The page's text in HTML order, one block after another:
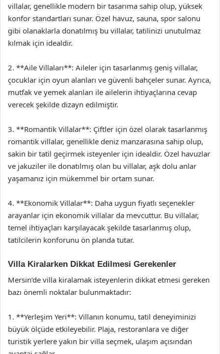
villalar, genellikle modern bir tasarıma sahip olup, yüksek
konfor standartları sunar. Özel havuz, sauna, spor salonu
gibi olanaklarla donatılmış bu villalar, tatilinizi unutulmaz
kılmak için idealdir.
2. **Aile Villaları**: Aileler için tasarlanmış geniş villalar,
çocuklar için oyun alanları ve güvenli bahçeler sunar. Ayrıca,
mutfak ve yemek alanları ile ailelerin ihtiyaçlarına cevap
verecek şekilde dizayn edilmiştir.
3. **Romantik Villalar**: Çiftler için özel olarak tasarlanmış
romantik villalar, genellikle deniz manzarasına sahip olup,
sakin bir tatil geçirmek isteyenler için idealdir. Özel havuzlar
ve jakuziler ile donatılmış olan bu villalar, aşk dolu anlar
yaşamanız için mükemmel bir ortam sunar.
4. **Ekonomik Villalar**: Daha uygun fiyatlı seçenekler
arayanlar için ekonomik villalar da mevcuttur. Bu villalar,
temel ihtiyaçları karşılayacak şekilde tasarlanmış olup,
tatilcilerin konforunu ön planda tutar.
Villa Kiralarken Dikkat Edilmesi Gerekenler
Mersin’de villa kiralamak isteyenlerin dikkat etmesi gereken
bazı önemli noktalar bulunmaktadır:
1. **Yerleşim Yeri**: Villanın konumu, tatil deneyiminizi
büyük ölçüde etkileyebilir. Plaja, restoranlara ve diğer
turistik yerlere yakın bir villa seçmek, ulaşım açısından